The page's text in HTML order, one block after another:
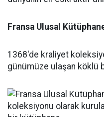
Fransa Ulusal
1368'de kraliyet
günümüze ulaşan köklü